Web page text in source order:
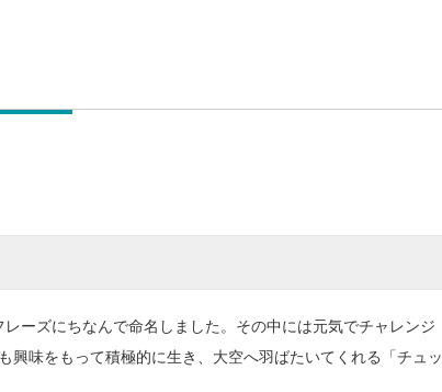
ーズにちなんで命名しました。その中には元気でチャレンジ
味をもって積極的に生き、大空へ羽ばたいてくれる「チュッ